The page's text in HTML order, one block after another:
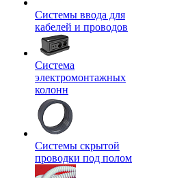
Системы ввода для
кабелей и проводов
Система
электромонтажных
колонн
Системы скрытой
проводки под полом